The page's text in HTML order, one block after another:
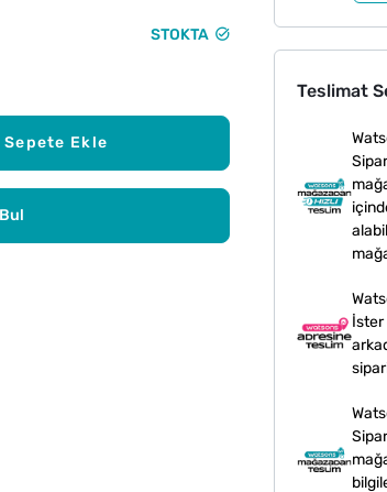
STOKTA
Sepete Ekle
Teslimat
İster